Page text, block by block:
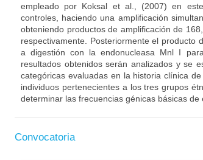
empleado por Koksal et al., (2007) en
controles, haciendo una amplificación
obteniendo productos de amplificación de
respectivamente. Posteriormente el producto
a digestión con la endonucleasa Mnl I
resultados obtenidos serán analizados y se
categóricas evaluadas en la historia clínica
individuos pertenecientes a los tres grupos
determinar las frecuencias génicas básicas
Convocatoria